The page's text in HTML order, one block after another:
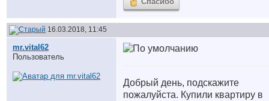
16.03.2018, 11:45
mr.vital62
Пользователь
Добрый день, подскажите
пожалуйста. Купили квартиру в